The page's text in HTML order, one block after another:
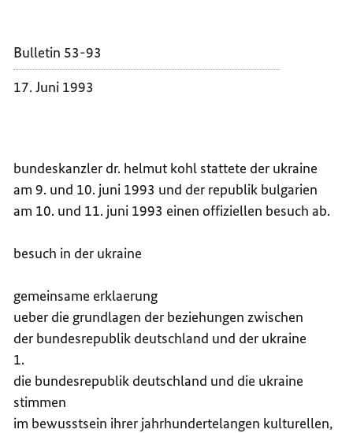
Bulletin 53-93
17. Juni 1993
bundeskanzler dr. helmut kohl stattete der ukraine
am 9. und 10. juni 1993 und der republik bulgarien
am 10. und 11. juni 1993 einen offiziellen besuch ab.
besuch in der ukraine
gemeinsame erklaerung
ueber die grundlagen der beziehungen zwischen
der bundesrepublik deutschland und der ukraine
1.
die bundesrepublik deutschland und die ukraine
stimmen
im bewusstsein ihrer jahrhundertelangen kulturellen,